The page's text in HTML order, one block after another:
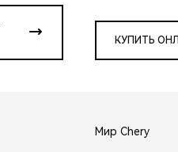
КУПИТЬ
Мир Chery